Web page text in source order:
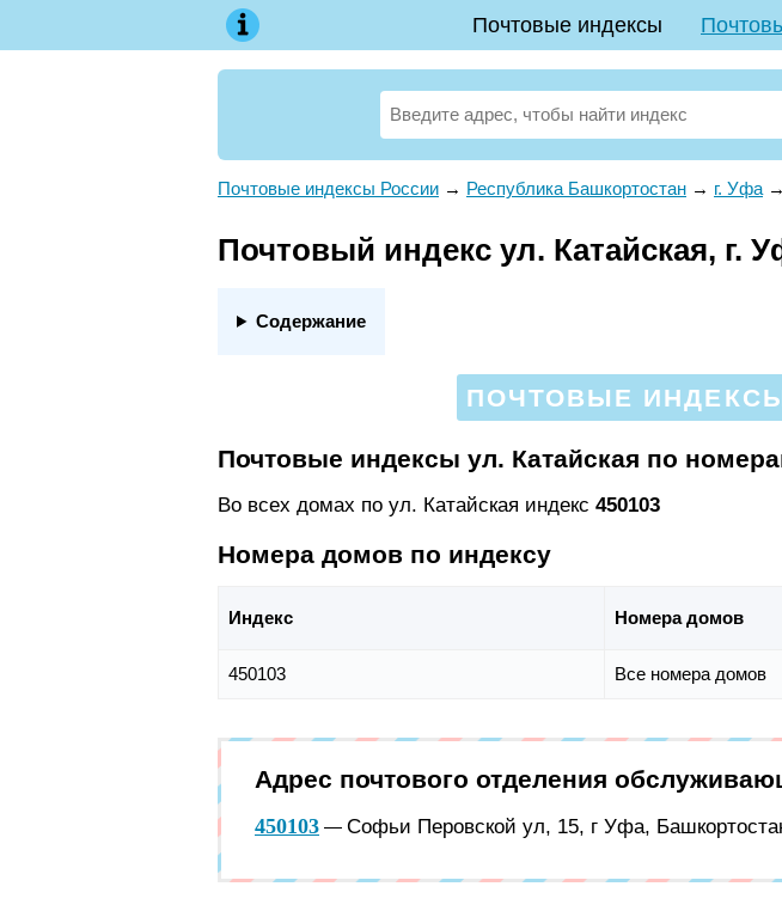
Почтовые индексы
Почтовые индексы России → Республика Башкортостан → г. Уфа →
Почтовый индекс ул. Катайская, г.
Содержание
ПОЧТОВЫЕ ИНДЕКСЫ
Почтовые индексы ул. Катайская по
Во всех домах по ул. Катайская индекс 450103
Номера домов по индексу
Индекс Номера домов
450103 Все номера домов
Адрес почтового отделения
450103 — Софьи Перовской ул, 15, г Уфа,